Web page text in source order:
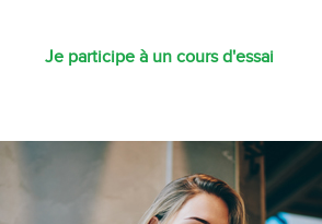
Je participe à un cours d'essai